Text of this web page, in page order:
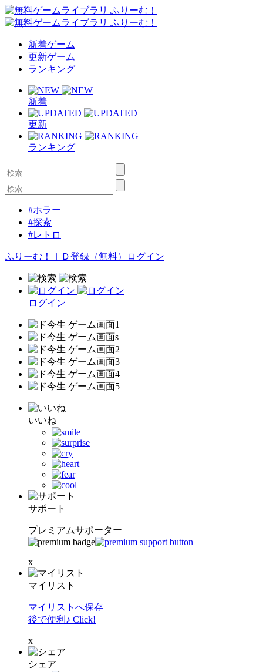
新着ゲーム
更新ゲーム
ランキング
新着
更新
ランキング
#ホラー
#探索
#レトロ
ふりーむ！ＩＤ登録（無料） ログイン
ログイン
いいね
サポート
プレミアムサポーター
x
マイリスト
マイリストへ保存
後で便利♪ Click!
x
シェア